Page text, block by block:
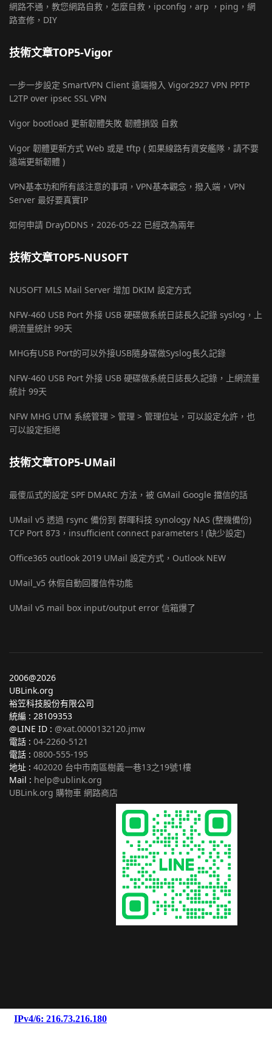
網路不通，教您網路自救，怎麼自救，ipconfig，arp ，ping，網
路查修，DIY
技術文章TOP5-Vigor
一步一步設定 SmartVPN Client 遠端撥入 Vigor2927 VPN PPTP
L2TP over ipsec SSL VPN
Vigor bootload 更新韌體失敗 韌體損毀 自救
Vigor 韌體更新方式 Web 或是 tftp ( 如果線路有資安艦隊，請不要
遠端更新韌體 )
VPN基本功和所有該注意的事項，VPN基本觀念，撥入端，VPN
Server 最好要真實IP
如何申請 DrayDDNS，2026-05-22 已經改為兩年
技術文章TOP5-NUSOFT
NUSOFT MLS Mail Server 增加 DKIM 設定方式
NFW-460 USB Port 外接 USB 硬碟做系統日誌長久記錄 syslog，上
網流量統計 99天
MHG有USB Port的可以外接USB隨身碟做Syslog長久記錄
NFW-460 USB Port 外接 USB 硬碟做系統日誌長久記錄，上網流量
統計 99天
NFW MHG UTM 系統管理 > 管理 > 管理位址，可以設定允許，也
可以設定拒絕
技術文章TOP5-UMail
最傻瓜式的設定 SPF DMARC 方法，被 GMail Google 擋信的話
UMail v5 透過 rsync 備份到 群暉科技 synology NAS (整機備份)
TCP Port 873，insufficient connect parameters ! (缺少設定)
Office365 outlook 2019 UMail 設定方式，Outlook NEW
UMail_v5 休假自動回覆信件功能
UMail v5 mail box input/output error 信箱爆了
2006@2026
UBLink.org
裕笠科技股份有限公司
統編 : 28109353
@LINE ID : @xat.0000132120.jmw
電話 : 04-2260-5121
電話 : 0800-555-195
地址 : 402020 台中市南區樹義一巷13之19號1樓
Mail : help@ublink.org
UBLink.org 購物車 網路商店